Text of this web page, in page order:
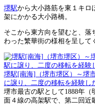
堺駅から大小路筋を東１キロ
架にかかる大小路橋。
そこから東方向を望むと、落
わった繁華街の様相を呈して
堺駅[南海]（堺市堺区）～堺
に譲り、二度の移転を経験し
堺市最古の駅として1888年（
面４線の高架駅で、第二回近